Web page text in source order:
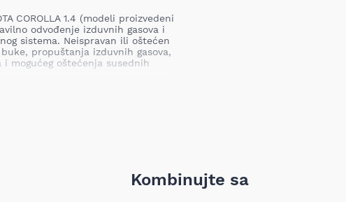
COROLLA 1.4 (modeli proizvedeni
odvođenje izduvnih gasova i
sistema. Neispravan ili oštećen
propuštanja izduvnih gasova,
mogućeg oštećenja susednih
pravilno prigušenje
Proizvod je izrađen premaKombinujte sa